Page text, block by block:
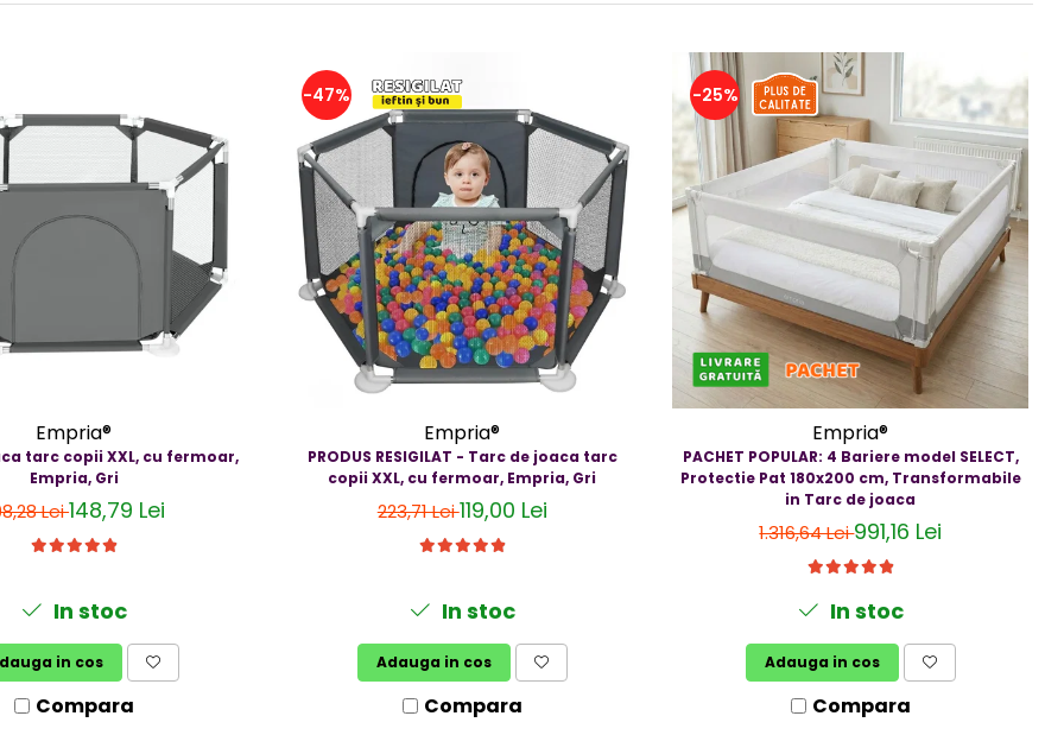
Empria®
tarc copii XXL, cu fermoar,
Empria, Gri
Lei148,79 Lei
In stoc
in cos
Compara
-47%
Empria®
PRODUS RESIGILAT - Tarc de joaca tarc
copii XXL, cu fermoar, Empria, Gri
223,71 Lei119,00 Lei
In stoc
Adauga in cos
Compara
-25%
Empria®
PACHET POPULAR: 4 Bariere model SELECT,
Protectie Pat 180x200 cm, Transformabile
in Tarc de joaca
1.316,64 Lei991,16 Lei
In stoc
Adauga in cos
Compara